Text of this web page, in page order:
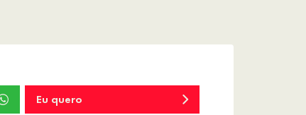
Eu quero